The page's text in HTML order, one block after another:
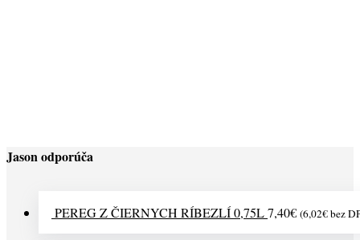
Jason odporúča
PEREG Z ČIERNYCH RÍBEZLÍ 0,75L7,40€ (6,02€bez